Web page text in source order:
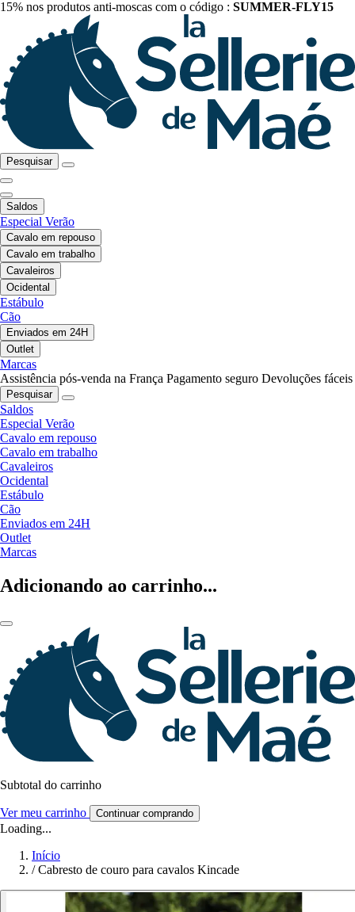
15% nos produtos anti-moscas com o código : SUMMER-FLY15
Pesquisar
Saldos
Especial Verão
Cavalo em repouso
Cavalo em trabalho
Cavaleiros
Ocidental
Estábulo
Cão
Enviados em 24H
Outlet
Marcas
Assistência pós-venda na França Pagamento seguro Devoluções fáceis
Pesquisar
Saldos
Especial Verão
Cavalo em repouso
Cavalo em trabalho
Cavaleiros
Ocidental
Estábulo
Cão
Enviados em 24H
Outlet
Marcas
Adicionando ao carrinho...
Subtotal do carrinho
Ver meu carrinho Continuar comprando
Loading...
Início
/ Cabresto de couro para cavalos Kincade